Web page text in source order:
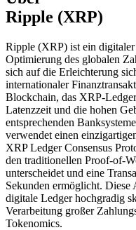
Ripple (XRP)
Ripple (XRP) ist ein
Optimierung des globalen
sich auf die Erleichterung
internationaler
Blockchain, das XRP-
Latenzzeit und die hohen
entsprechenden
verwendet einen
XRP Ledger Consensus
den traditionellen Proof-of-
unterscheidet und eine
Sekunden ermöglicht. Diese
digitale Ledger hochgradig
Verarbeitung großer
Tokenomics.